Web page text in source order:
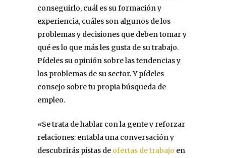
conseguirlo, cuál es su formación y
experiencia, cuáles son algunos de los
problemas y decisiones que deben tomar y
qué es lo que más les gusta de su trabajo.
Pídeles su opinión sobre las tendencias y
los problemas de su sector. Y pídeles
consejo sobre tu propia búsqueda de
empleo.
«Se trata de hablar con la gente y reforzar
relaciones: entabla una conversación y
descubrirás pistas de ofertas de trabajo en